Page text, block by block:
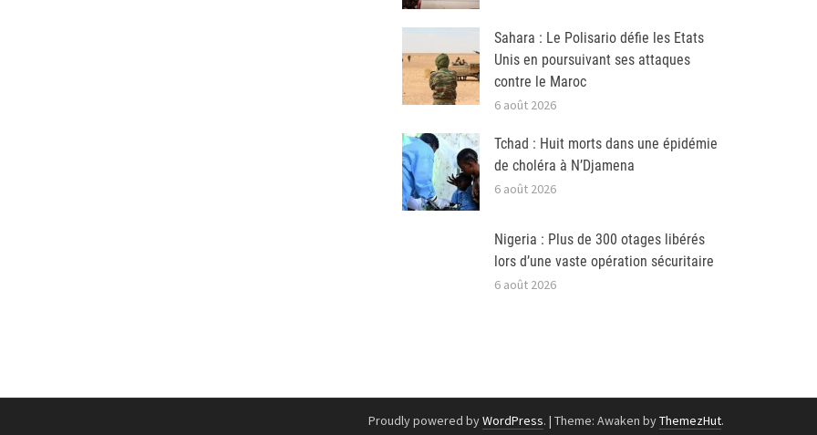
Sahara : Le Polisario défie les Etats
Unis en poursuivant ses attaques
contre le Maroc
6 août 2026
Tchad : Huit morts dans une épidémie
de choléra à N’Djamena
6 août 2026
Nigeria : Plus de 300 otages libérés
lors d’une vaste opération sécuritaire
6 août 2026
Proudly powered byWordPress. | Theme: Awaken byThemezHut.